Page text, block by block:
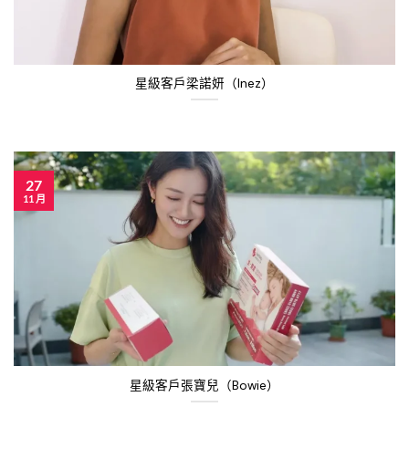
星級客戶梁諾妍（Inez）
星級客戶張寶兒（Bowie）
27
11 月